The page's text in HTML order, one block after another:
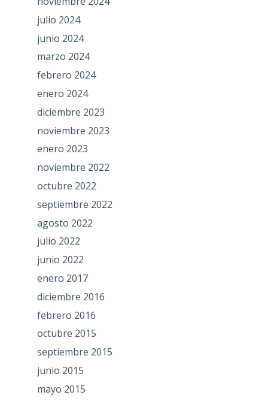
julio 2024
junio 2024
marzo 2024
febrero 2024
enero 2024
diciembre 2023
noviembre 2023
enero 2023
noviembre 2022
octubre 2022
septiembre 2022
agosto 2022
julio 2022
junio 2022
enero 2017
diciembre 2016
febrero 2016
octubre 2015
septiembre 2015
junio 2015
mayo 2015